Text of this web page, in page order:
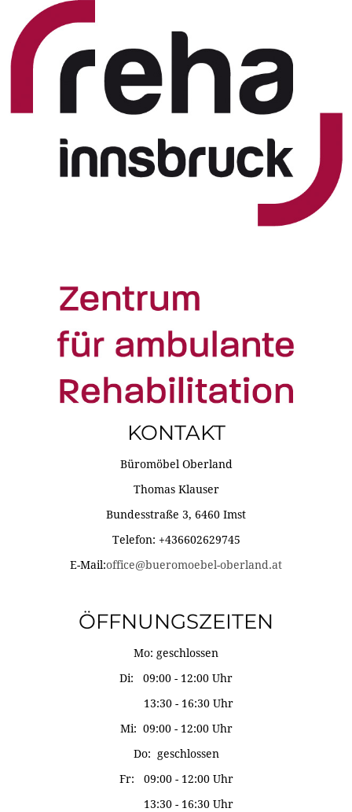
KONTAKT
Büromöbel Oberland
Thomas Klauser
Bundesstraße 3, 6460 Imst
Telefon: +436602629745
E-Mail:office@bueromoebel-oberland.at
ÖFFNUNGSZEITEN
Mo: geschlossen
Di: 09:00 - 12:00 Uhr
13:30 - 16:30 Uhr
Mi: 09:00 - 12:00 Uhr
Do: geschlossen
Fr: 09:00 - 12:00 Uhr
13:30 - 16:30 Uhr